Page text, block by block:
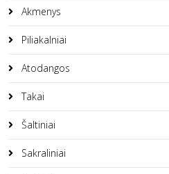
Akmenys
Piliakalniai
Atodangos
Takai
Šaltiniai
Sakraliniai